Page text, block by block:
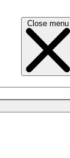
Close menu